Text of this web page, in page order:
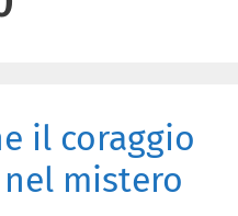
il coraggio
mistero